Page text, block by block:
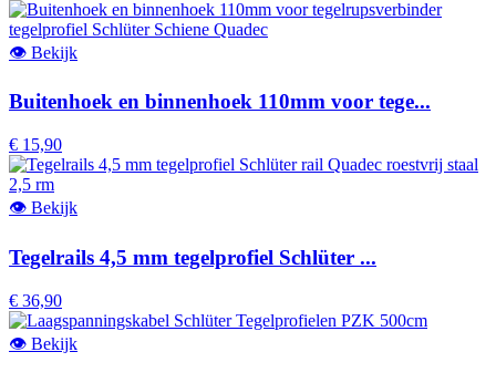
👁 Bekijk
Buitenhoek en binnenhoek 110mm voor tege...
€ 15,90
👁 Bekijk
Tegelrails 4,5 mm tegelprofiel Schlüter ...
€ 36,90
👁 Bekijk